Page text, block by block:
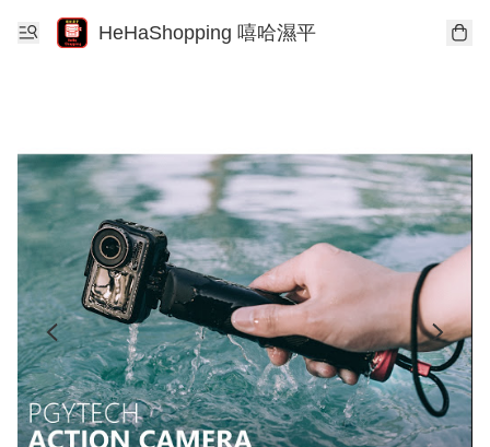
HeHaShopping 嘻哈濕平